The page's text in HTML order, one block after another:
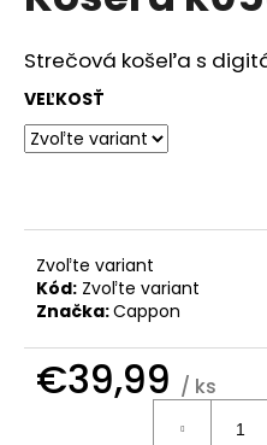
z
5
hviezdičiek.
Strečová košeľa s
VEĽKOSŤ
Zvoľte variant
Kód: Zvoľte variant
Značka:Cappon
€39,99 / ks
j
s
ť
?
O